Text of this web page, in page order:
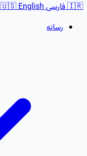
🇮🇷فارسی 🇺🇸English
رسانه